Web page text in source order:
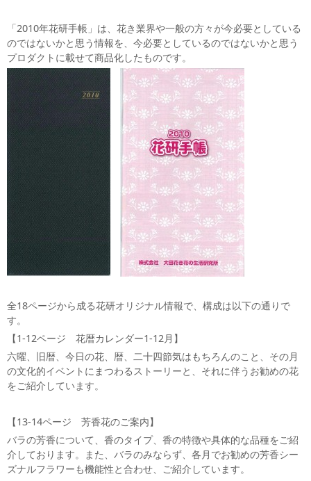
「2010年花研手帳」は、花き業界や一般の方々が今必要としている
のではないかと思う情報を、今必要としているのではないかと思う
プロダクトに載せて商品化したものです。
全18ページから成る花研オリジナル情報で、構成は以下の通りで
す。
【1-12ページ 花暦カレンダー1-12月】
六曜、旧暦、今日の花、暦、二十四節気はもちろんのこと、その月
の文化的イベントにまつわるストーリーと、それに伴うお勧めの花
をご紹介しています。
【13-14ページ 芳香花のご案内】
バラの芳香について、香のタイプ、香の特徴や具体的な品種をご紹
介しております。また、バラのみならず、各月でお勧めの芳香シー
ズナルフラワーも機能性と合わせ、ご紹介しています。